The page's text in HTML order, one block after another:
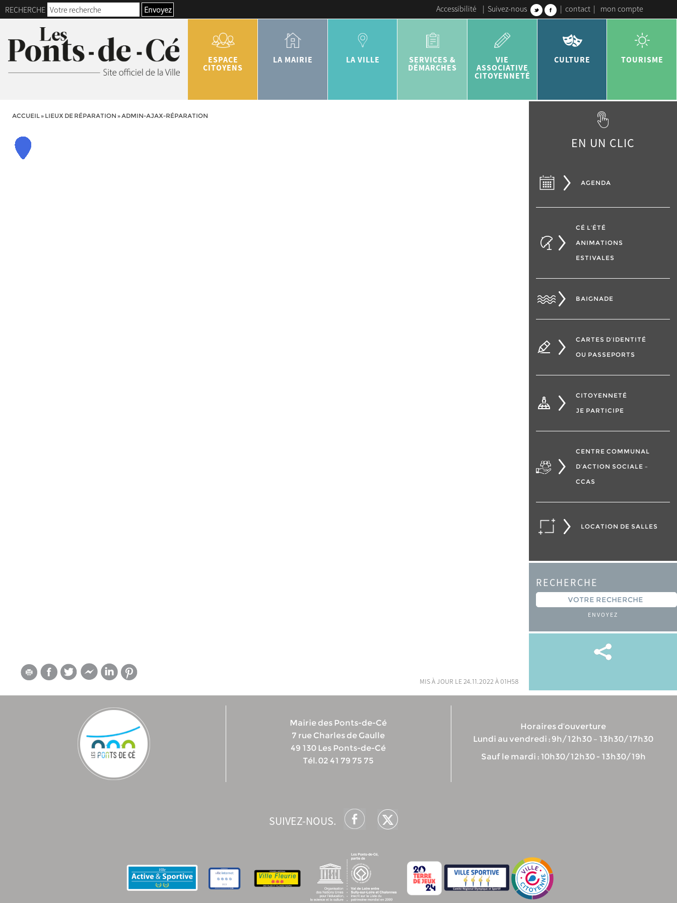
RECHERCHE Envoyez Accessibilité | Suivez-nous | contact | mon compte
ESPACE
CITOYENS
LA MAIRIE LA VILLE
SERVICES &
DÉMARCHES
VIE
ASSOCIATIVE
CITOYENNETÉ
CULTURE TOURISME
ACCUEIL» LIEUX DE RÉPARATION »ADMIN-AJAX-RÉPARATION
mis à jour le 24.11.2022 à 01h58
EN UN CLIC
AGENDA
CÉ L’ÉTÉ
ANIMATIONS
ESTIVALES
BAIGNADE
CARTES D’IDENTITÉ
OU PASSEPORTS
CITOYENNETÉ
JE PARTICIPE
CENTRE COMMUNAL
D’ACTION SOCIALE –
CCAS
LOCATION DE SALLES
RECHERCHE
ENVOYEZ
Mairie des Ponts-de-Cé
7 rue Charles de Gaulle
49 130 Les Ponts-de-Cé
Tél. 02 41 79 75 75
Horaires d’ouverture
Lundi au vendredi : 9h/12h30 – 13h30/17h30
Sauf le mardi : 10h30/12h30 - 13h30/19h
SUIVEZ-NOUS.